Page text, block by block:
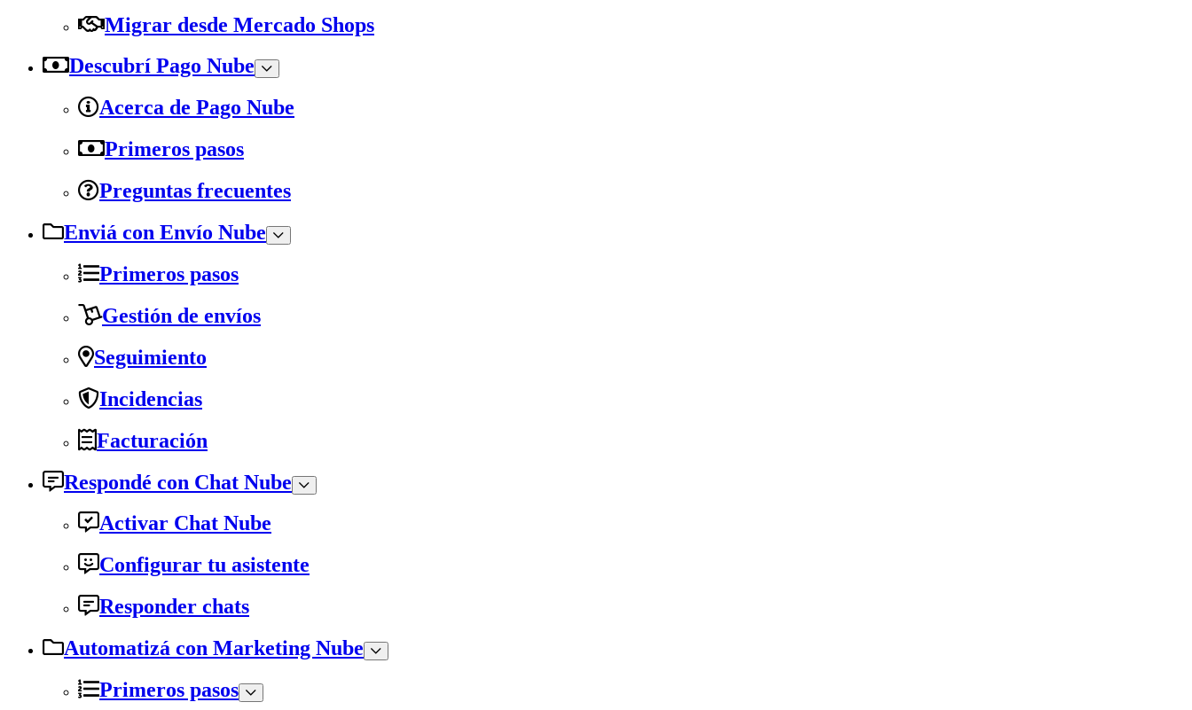
Migrar desde Mercado Shops
Descubrí Pago Nube
Acerca de Pago Nube
Primeros pasos
Preguntas frecuentes
Enviá con Envío Nube
Primeros pasos
Gestión de envíos
Seguimiento
Incidencias
Facturación
Respondé con Chat Nube
Activar Chat Nube
Configurar tu asistente
Responder chats
Automatizá con Marketing Nube
Primeros pasos